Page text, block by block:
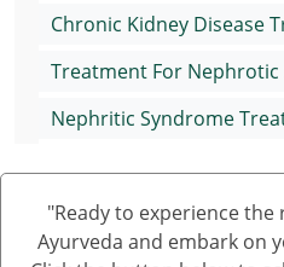
Chronic Kidney Disease
Treatment For
Nephritic Syndrome
Nephrotic Syndrome
Treatment of Nephrotic
Nephrotic Syndrome
"Ready to experience
Ayurveda and embark on